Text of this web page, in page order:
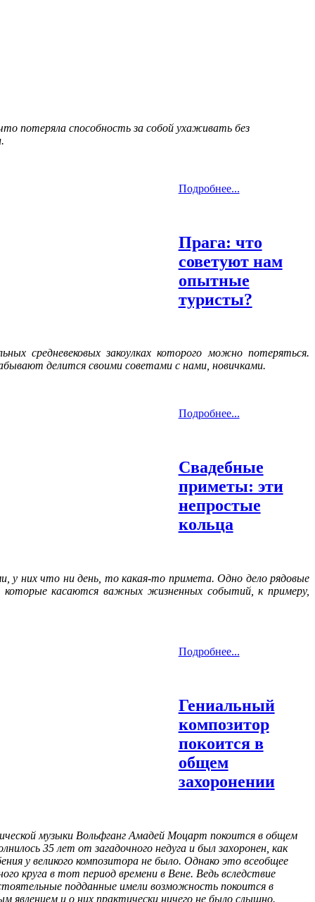
потеряла способность за собой ухаживать без
Подробнее...
Прага: что
советуют нам
опытные
туристы?
средневековых закоулках которого можно потеряться.
делится своими советами с нами, новичками.
Подробнее...
Свадебные
приметы: эти
непростые
кольца
у них что ни день, то какая-то примета. Одно дело рядовые
которые касаются важных жизненных событий, к примеру,
Подробнее...
Гениальный
композитор
покоится в
общем
захоронении
музыки Вольфганг Амадей Моцарт покоится в общем
35 лет от загадочного недуга и был захоронен, как
у великого композитора не было. Однако это всеобщее
круга в тот период времени в Вене. Ведь вследствие
подданные имели возможность покоится в
явлением и о них практически ничего не было слышно.